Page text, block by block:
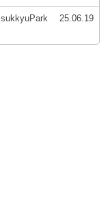
sukkyuPark 25.06.19